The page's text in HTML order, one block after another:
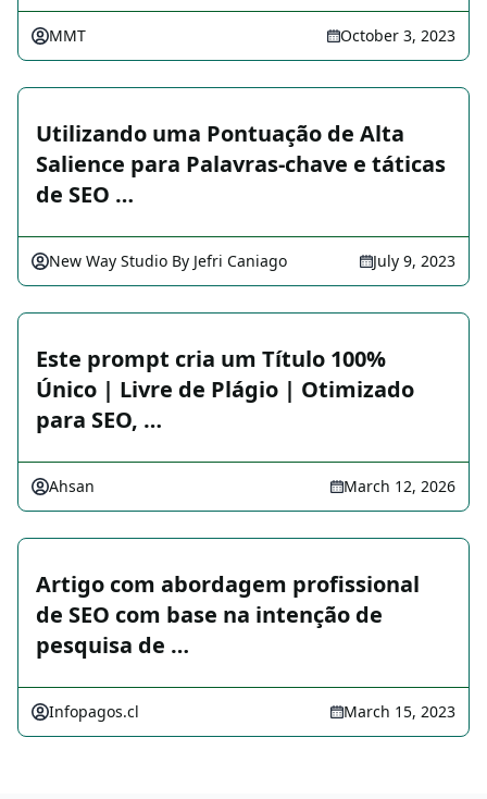
MMT October 3, 2023
Utilizando uma Pontuação de Alta
Salience para Palavras-chave e táticas
de SEO …
New Way Studio By Jefri Caniago July 9, 2023
Este prompt cria um Título 100%
Único | Livre de Plágio | Otimizado
para SEO, …
Ahsan March 12, 2026
Artigo com abordagem profissional
de SEO com base na intenção de
pesquisa de …
Infopagos.cl March 15, 2023